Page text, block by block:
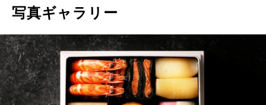
写真ギャラリー